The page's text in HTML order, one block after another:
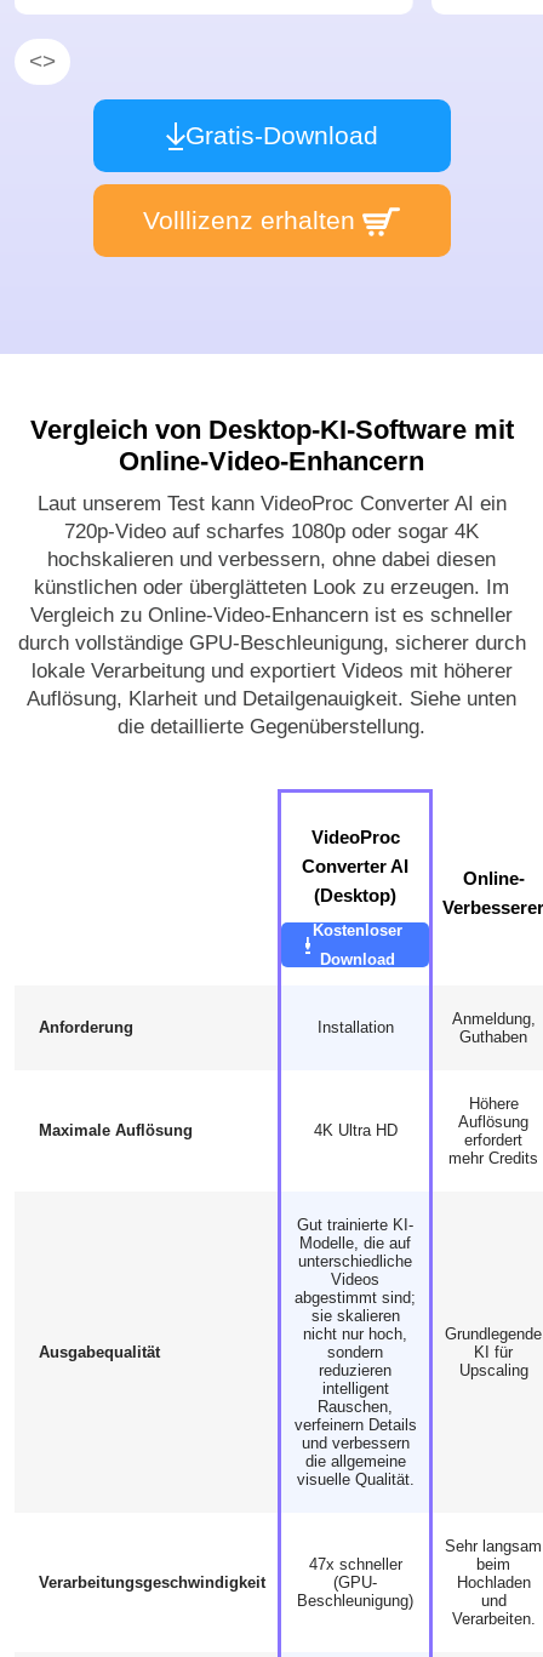
<>
Gratis-Download
Volllizenz erhalten
Vergleich von Desktop-KI-Software mit
Online-Video-Enhancern
Laut unserem Test kann VideoProc Converter AI ein
720p-Video auf scharfes 1080p oder sogar 4K
hochskalieren und verbessern, ohne dabei diesen
künstlichen oder überglätteten Look zu erzeugen. Im
Vergleich zu Online-Video-Enhancern ist es schneller
durch vollständige GPU-Beschleunigung, sicherer durch
lokale Verarbeitung und exportiert Videos mit höherer
Auflösung, Klarheit und Detailgenauigkeit. Siehe unten
die detaillierte Gegenüberstellung.
VideoProc
Converter AI
(Desktop)
Kostenloser
Download
Online-
Verbesserer
Anforderung Installation
Anmeldung,
Guthaben
Maximale Auflösung 4K Ultra HD
Höhere
Auflösung
erfordert
mehr Credits
Ausgabequalität
Gut trainierte KI-
Modelle, die auf
unterschiedliche
Videos
abgestimmt sind;
sie skalieren
nicht nur hoch,
sondern
reduzieren
intelligent
Rauschen,
verfeinern Details
und verbessern
die allgemeine
visuelle Qualität.
Grundlegende
KI für
Upscaling
Verarbeitungsgeschwindigkeit
47x schneller
(GPU-
Beschleunigung)
Sehr langsam
beim
Hochladen
und
Verarbeiten.